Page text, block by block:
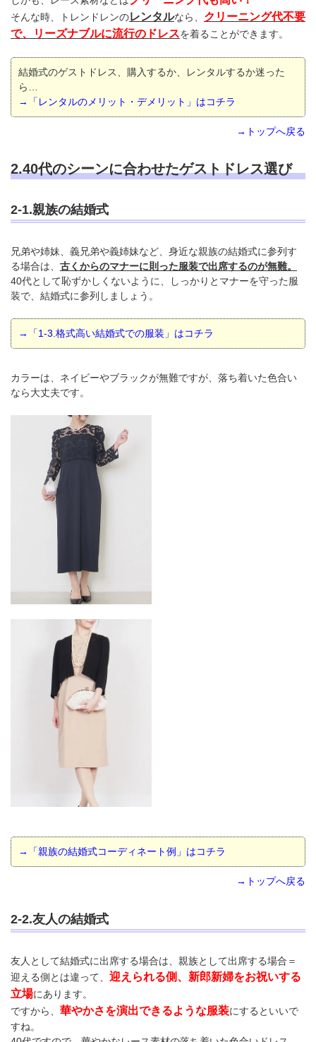
そんな時、トレンドレンのレンタルなら、 クリーニング代不要
で、リーズナブルに流行のドレスを着ることができます。
結婚式のゲストドレス、購入するか、レンタルするか迷った
ら…
→「レンタルのメリット・デメリット」はコチラ
→トップへ戻る
2.40代のシーンに合わせたゲストドレス選び
2-1.親族の結婚式
兄弟や姉妹、義兄弟や義姉妹など、身近な親族の結婚式に参列す
る場合は、 古くからのマナーに則った服装で出席するのが無難。
40代として恥ずかしくないように、しっかりとマナーを守った服
装で、結婚式に参列しましょう。
→「1-3.格式高い結婚式での服装」はコチラ
カラーは、ネイビーやブラックが無難ですが、落ち着いた色合い
なら大丈夫です。
→「親族の結婚式コーディネート例」はコチラ
→トップへ戻る
2-2.友人の結婚式
友人として結婚式に出席する場合は、親族として出席する場合＝
迎える側とは違って、 迎えられる側、新郎新婦をお祝いする
立場にあります。
ですから、 華やかさを演出できるような服装にするといいで
すね。